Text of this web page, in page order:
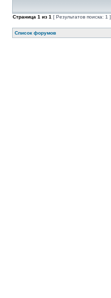
Страница 1 из 1 [ Результатов поиска: 1 ]
Список форумов